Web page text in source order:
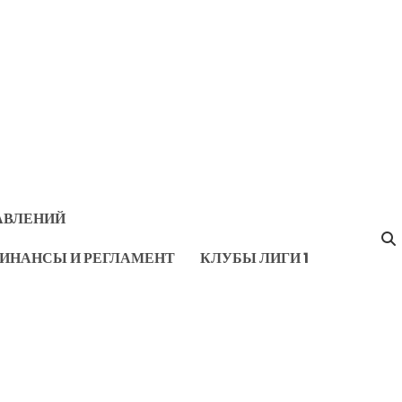
И РЕГЛАМЕНТ
КЛУБЫ ЛИГИ 1